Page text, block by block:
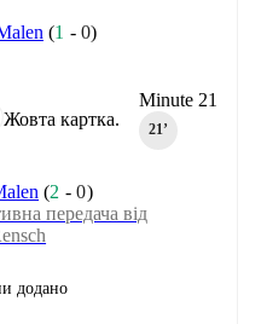
(1 -0)
Minute 21
21‎’‎
Жовта картка.
(2 -0)
передача від
додано